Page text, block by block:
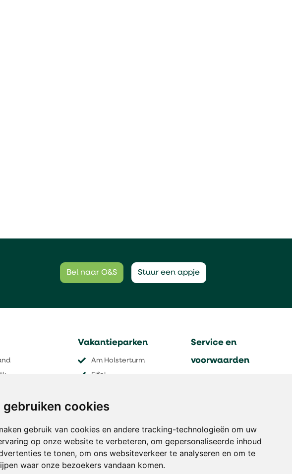
gebruiken cookies
gebruik van cookies en andere tracking-technologieën om uw
op onze website te verbeteren, om gepersonaliseerde inhoud
te tonen, om ons websiteverkeer te analyseren en om te
waar onze bezoekers vandaan komen.
Bel naar O&S Stuur een appje
Vakantieparken
Am Holsterturm
Eifel
Les Menuires
Pinzgautal
Holiday Hill
Thyon 2000
Service en
voorwaarden
Algemene voorwaarden
Disclaimer